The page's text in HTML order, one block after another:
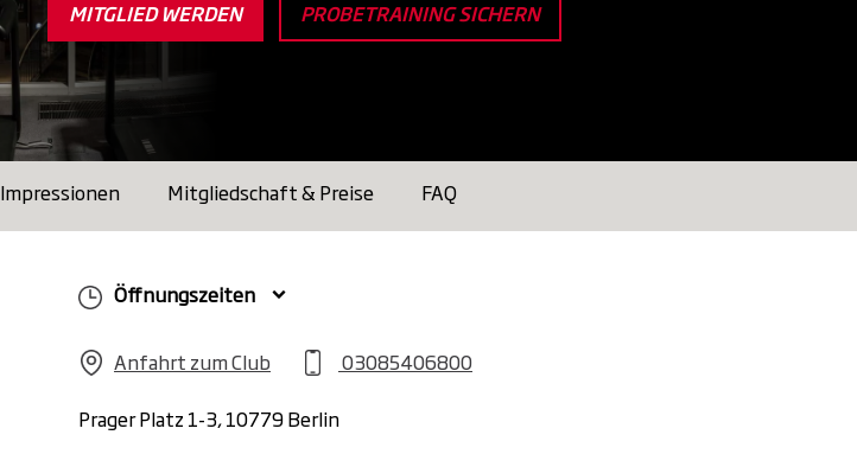
MITGLIED WERDEN PROBETRAINING SICHERN
Impressionen Mitgliedschaft & Preise FAQ
Öffnungszeiten
Anfahrt zum Club
03085406800
Prager Platz 1-3, 10779 Berlin